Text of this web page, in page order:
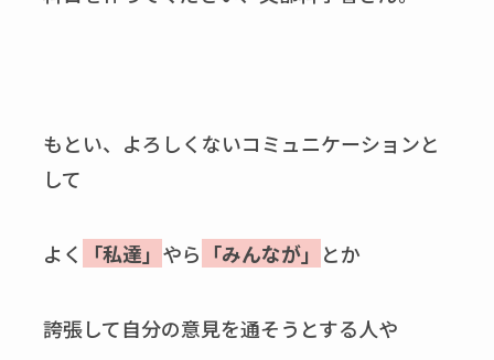
もとい、よろしくないコミュニケーションと
して
よく 「私達」 やら 「みんなが」 とか
誇張して自分の意見を通そうとする人や